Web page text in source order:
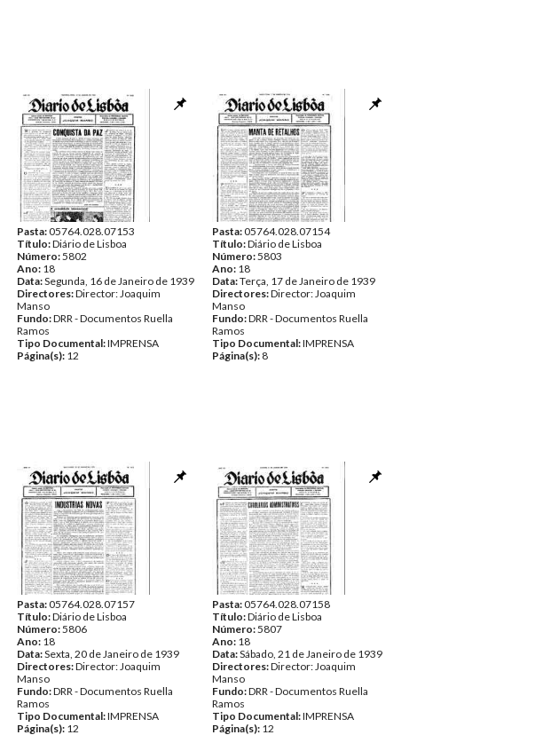
Pasta:05764.028.07153
Título:Diário de Lisboa
Número:5802
Ano: 18
Data:Segunda, 16 de Janeiro de 1939
Directores:Director: Joaquim
Manso
Fundo:DRR - Documentos Ruella
Ramos
Tipo Documental:IMPRENSA
Página(s): 12
Pasta:05764.028.07154
Título:Diário de Lisboa
Número:5803
Ano: 18
Data:Terça, 17 de Janeiro de 1939
Directores:Director: Joaquim
Manso
Fundo:DRR - Documentos Ruella
Ramos
Tipo Documental:IMPRENSA
Página(s): 8
Pasta:05764.028.07157
Título:Diário de Lisboa
Número:5806
Ano: 18
Data:Sexta, 20 de Janeiro de 1939
Directores:Director: Joaquim
Manso
Fundo:DRR - Documentos Ruella
Ramos
Tipo Documental:IMPRENSA
Página(s): 12
Pasta:05764.028.07158
Título:Diário de Lisboa
Número:5807
Ano: 18
Data:Sábado, 21 de Janeiro de 1939
Directores:Director: Joaquim
Manso
Fundo:DRR - Documentos Ruella
Ramos
Tipo Documental:IMPRENSA
Página(s): 12